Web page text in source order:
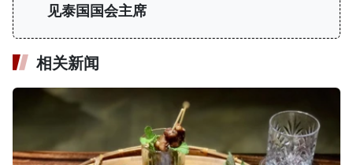
见泰国国会主席
相关新闻